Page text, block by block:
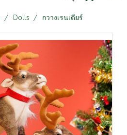
Dolls กวางเรนเดียร์